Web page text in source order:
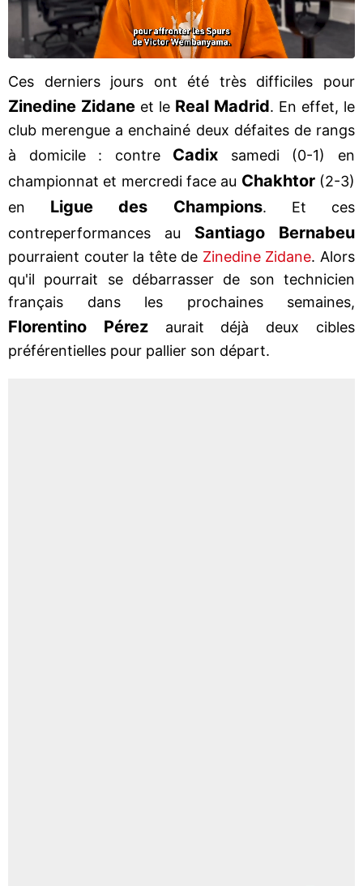
Ces derniers jours ont été très difficiles pour
Zinedine Zidane et le Real Madrid. En effet, le
club merengue a enchainé deux défaites de rangs
à domicile : contre Cadix samedi (0-1) en
championnat et mercredi face au Chakhtor(2-3)
en Ligue des Champions. Et ces
contreperformances au Santiago Bernabeu
pourraient couter la tête de Zinedine Zidane. Alors
qu'il pourrait se débarrasser de son technicien
français dans les prochaines semaines,
Florentino Pérezaurait déjà deux cibles
préférentielles pour pallier son départ.